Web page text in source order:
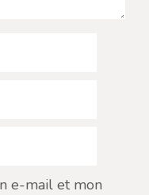
e-mail et mon